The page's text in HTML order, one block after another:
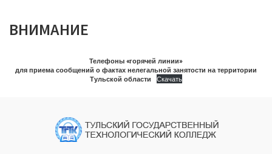
ВНИМАНИЕ
Телефоны «горячей линии»
для приема сообщений о фактах нелегальной занятости на территории
Тульской области
Скачать